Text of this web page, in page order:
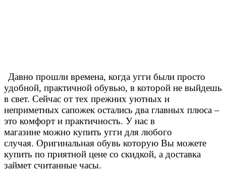
Давно прошли времена, когда угги были просто
удобной, практичной обувью, в которой не выйдешь
в свет. Сейчас от тех прежних уютных и
неприметных сапожек остались два главных плюса –
это комфорт и практичность. У нас в
магазине можно купить угги для любого
случая. Оригинальная обувь которую Вы можете
купить по приятной цене со скидкой, а доставка
займет считанные часы.